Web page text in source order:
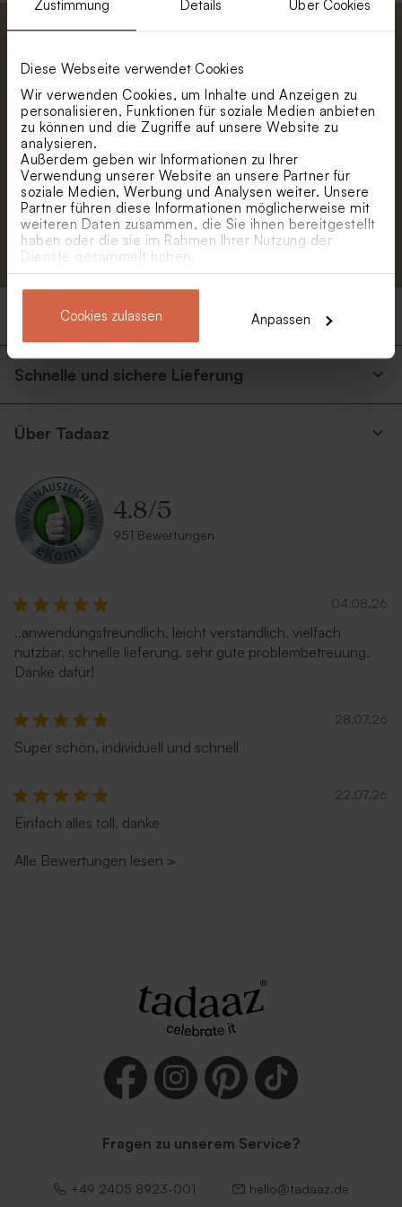
Zustimmung Details Über Cookies
Diese Webseite verwendet Cookies
Wir verwenden Cookies, um Inhalte und Anzeigen zu
personalisieren, Funktionen für soziale Medien anbieten
zu können und die Zugriffe auf unsere Website zu
analysieren.
Außerdem geben wir Informationen zu Ihrer
Verwendung unserer Website an unsere Partner für
soziale Medien, Werbung und Analysen weiter. Unsere
Partner führen diese Informationen möglicherweise mit
weiteren Daten zusammen, die Sie ihnen bereitgestellt
haben oder die sie im Rahmen Ihrer Nutzung der
Dienste gesammelt haben.
Cookies zulassen Anpassen
bleibe immer up to date. Empfange 5 %
Rabatt.
Vorname
E-Mail
Anmelden
Produkte
Schnelle und sichere Lieferung
Über Tadaaz
4.8/5
951 Bewertungen
04.08.26
..anwendungsfreundlich. leicht verständlich. vielfach
nutzbar. schnelle lieferung. sehr gute problembetreuung.
Danke dafür!
28.07.26
Super schön, individuell und schnell
22.07.26
Einfach alles toll, danke
Alle Bewertungen lesen >
Fragen zu unserem Service?
+49 2405 8923-001 hello@tadaaz.de